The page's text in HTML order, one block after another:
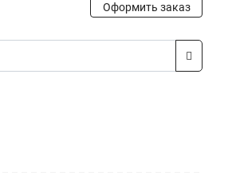
Оформить заказ